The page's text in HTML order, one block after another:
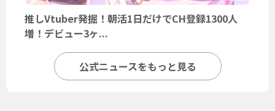
推しVtuber発掘！朝活1日だけでCH登録1300人
増！デビュー3ヶ...
公式ニュースをもっと見る